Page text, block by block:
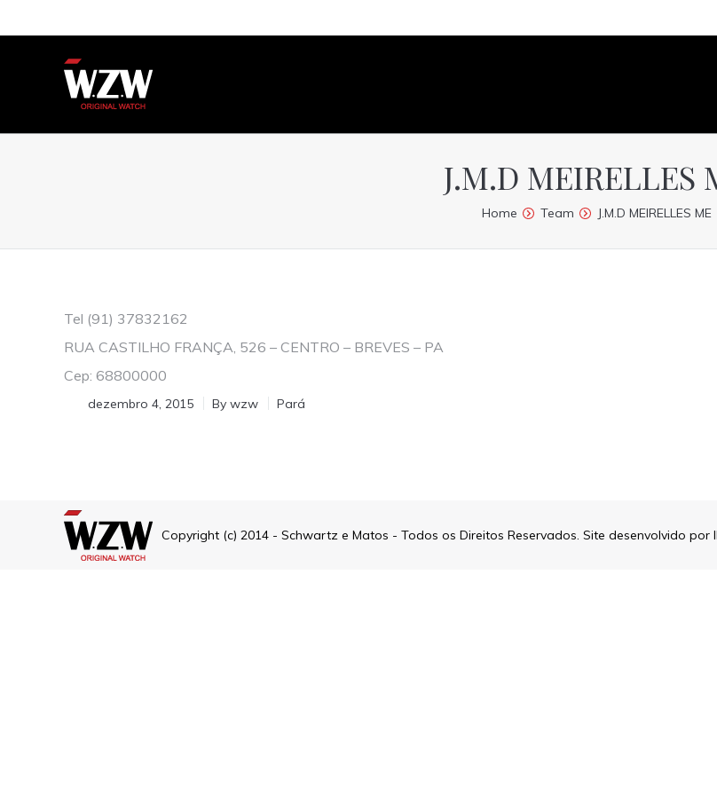
J.M.D MEIRELLES
Home Team J.M.D MEIRELLES ME
Tel (91) 37832162
RUA CASTILHO FRANÇA, 526 – CENTRO – BREVES – PA
Cep: 68800000
dezembro 4, 2015 By wzw Pará
Copyright (c) 2014 - Schwartz e Matos - Todos os Direitos Reservados. Site desenvolvido por